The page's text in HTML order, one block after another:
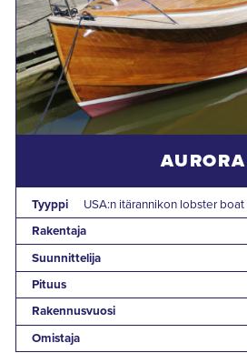
AURORA
Tyyppi
USA:n itärannikon lobster
Rakentaja
Suunnittelija
Pituus
Rakennusvuosi
Omistaja